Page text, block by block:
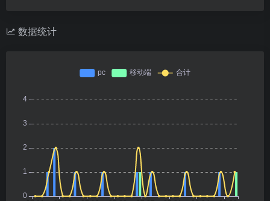
数据统计